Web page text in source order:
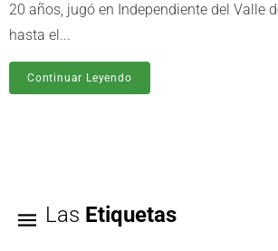
20 años, jugó en Independiente del Valle
hasta el...
Continuar Leyendo
Las Etiquetas